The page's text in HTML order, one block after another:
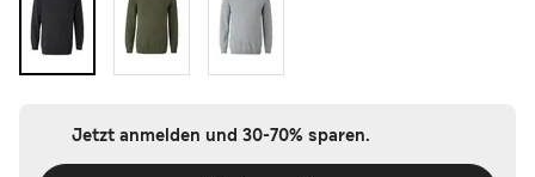
Jetzt anmelden und 30-70% sparen.